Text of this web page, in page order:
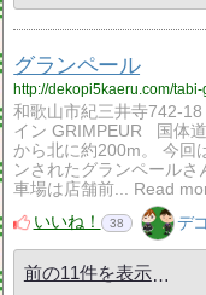
グランペール
http://dekopi5kaeru.com/
和歌山市紀三井寺742-
イン GRIMPEUR 国体
から北に約200m。 今回
ンされたグランペールさ
車場は店舗前... Read
いいね！
38 デ
前の11件を表示